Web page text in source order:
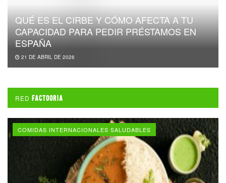
QUÉ ES EL CIRBE Y CÓMO AFECTA A TU
CAPACIDAD PARA PEDIR PRÉSTAMOS EN
ESPAÑA
21 DE ABRIL DE 2026
RED FACTOORIA
COMIDAS INTERNACIONALES SALUDABLES